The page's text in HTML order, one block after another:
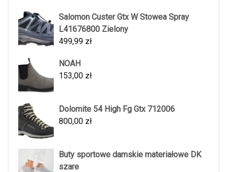
Salomon Custer Gtx W Stowea Spray
L41676800 Zielony
499,99 zł
NOAH
153,00 zł
Dolomite 54 High Fg Gtx 712006
800,00 zł
Buty sportowe damskie materiałowe DK
szare